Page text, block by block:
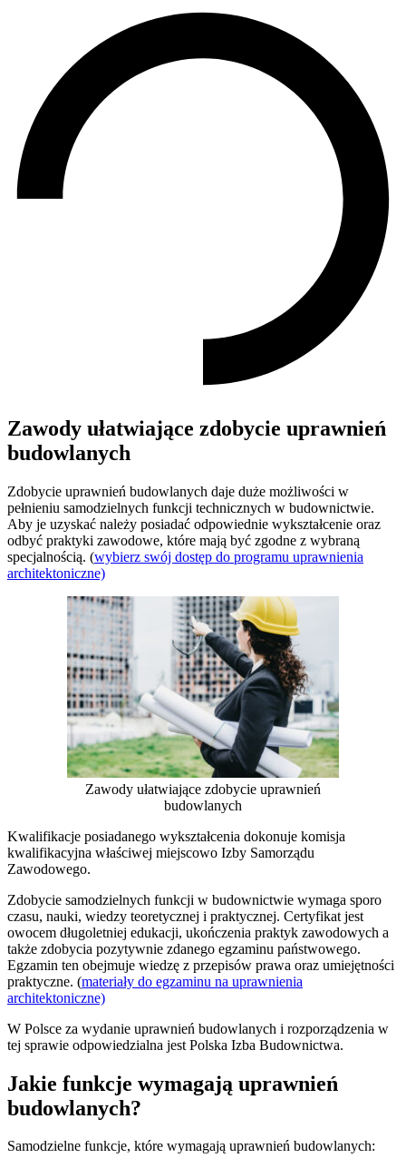
Zawody ułatwiające zdobycie uprawnień
budowlanych
Zdobycie uprawnień budowlanych daje duże możliwości w
pełnieniu samodzielnych funkcji technicznych w budownictwie.
Aby je uzyskać należy posiadać odpowiednie wykształcenie oraz
odbyć praktyki zawodowe, które mają być zgodne z wybraną
specjalnością. (wybierz swój dostęp do programu uprawnienia
architektoniczne)
Zawody ułatwiające zdobycie uprawnień
budowlanych
Kwalifikacje posiadanego wykształcenia dokonuje komisja
kwalifikacyjna właściwej miejscowo Izby Samorządu
Zawodowego.
Zdobycie samodzielnych funkcji w budownictwie wymaga sporo
czasu, nauki, wiedzy teoretycznej i praktycznej. Certyfikat jest
owocem długoletniej edukacji, ukończenia praktyk zawodowych a
także zdobycia pozytywnie zdanego egzaminu państwowego.
Egzamin ten obejmuje wiedzę z przepisów prawa oraz umiejętności
praktyczne. (materiały do egzaminu na uprawnienia
architektoniczne)
W Polsce za wydanie uprawnień budowlanych i rozporządzenia w
tej sprawie odpowiedzialna jest Polska Izba Budownictwa.
Jakie funkcje wymagają uprawnień
budowlanych?
Samodzielne funkcje, które wymagają uprawnień budowlanych: